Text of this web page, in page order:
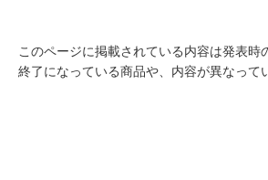
このページに掲載されている内容は発表時
終了になっている商品や、内容が異なって